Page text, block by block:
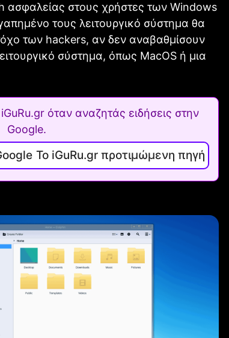
ασφαλείας στους χρήστες των Windows
τους λειτουργικό σύστημα θα
των hackers, αν δεν αναβαθμίσουν
σύστημα, όπως MacOS ή μια
όταν αναζητάς ειδήσεις στην
Google.
Το iGuRu.gr προτιμώμενη πηγή